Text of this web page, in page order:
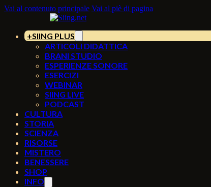
Vai al contenuto principale Vai al piè di pagina
SIING PLUS
ARTICOLI DIDATTICA
BRANI STUDIO
ESPERIENZE SONORE
ESERCIZI
WEBINAR
SIING LIVE
PODCAST
CULTURA
STORIA
SCIENZA
RISORSE
MISTERO
BENESSERE
SHOP
INFO